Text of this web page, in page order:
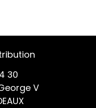
30
V